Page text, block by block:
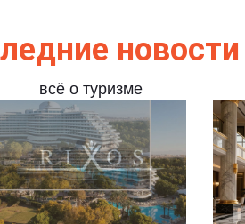
новости
всё о туризме